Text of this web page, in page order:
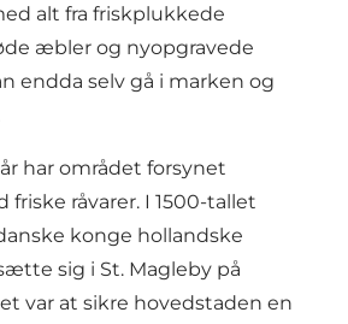
alt fra friskplukkede
æbler og nyopgravede
endda selv gå i marken og
har området forsynet
friske råvarer. I 1500-tallet
konge hollandske
sig i St. Magleby på
var at sikre hovedstaden en